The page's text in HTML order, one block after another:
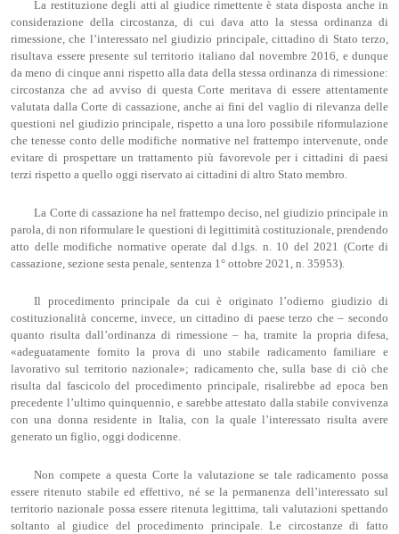
La restituzione degli atti al giudice rimettente è stata disposta anche in
considerazione della circostanza, di cui dava atto la stessa ordinanza di
rimessione, che l’interessato nel giudizio principale, cittadino di Stato terzo,
risultava essere presente sul territorio italiano dal novembre 2016, e dunque
da meno di cinque anni rispetto alla data della stessa ordinanza di rimessione:
circostanza che ad avviso di questa Corte meritava di essere attentamente
valutata dalla Corte di cassazione, anche ai fini del vaglio di rilevanza delle
questioni nel giudizio principale, rispetto a una loro possibile riformulazione
che tenesse conto delle modifiche normative nel frattempo intervenute, onde
evitare di prospettare un trattamento più favorevole per i cittadini di paesi
terzi rispetto a quello oggi riservato ai cittadini di altro Stato membro.
La Corte di cassazione ha nel frattempo deciso, nel giudizio principale in
parola, di non riformulare le questioni di legittimità costituzionale, prendendo
atto delle modifiche normative operate dal d.lgs. n. 10 del 2021 (Corte di
cassazione, sezione sesta penale, sentenza 1° ottobre 2021, n. 35953).
Il procedimento principale da cui è originato l’odierno giudizio di
costituzionalità concerne, invece, un cittadino di paese terzo che – secondo
quanto risulta dall’ordinanza di rimessione – ha, tramite la propria difesa,
«adeguatamente fornito la prova di uno stabile radicamento familiare e
lavorativo sul territorio nazionale»; radicamento che, sulla base di ciò che
risulta dal fascicolo del procedimento principale, risalirebbe ad epoca ben
precedente l’ultimo quinquennio, e sarebbe attestato dalla stabile convivenza
con una donna residente in Italia, con la quale l’interessato risulta avere
generato un figlio, oggi dodicenne.
Non compete a questa Corte la valutazione se tale radicamento possa
essere ritenuto stabile ed effettivo, né se la permanenza dell’interessato sul
territorio nazionale possa essere ritenuta legittima, tali valutazioni spettando
soltanto al giudice del procedimento principale. Le circostanze di fatto